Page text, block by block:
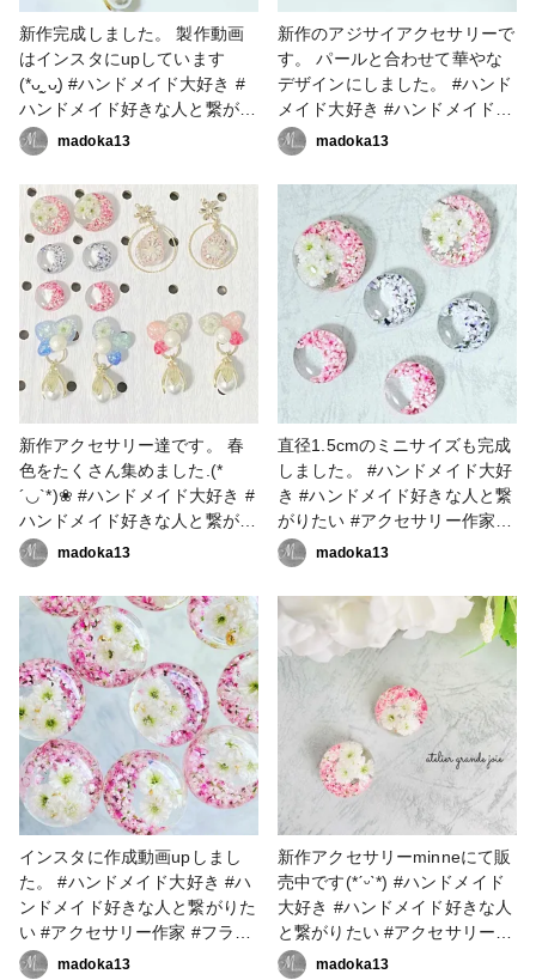
新作完成しました。 製作動画
はインスタにupしています
(*ᴗ͈ˬᴗ͈) #ハンドメイド大好き #
ハンドメイド好きな人と繋がり
たい #アクセサリー作家 #フラ
ワーアクセサリー #フラワーア
クセサリー作家 #レジン大好き
#レジン好きの人と繋がりたい
#レジンアクセサリー作り #レ
ジンアクセサリー作家
#resinlove #お知らせ #販売
会 #かすみ草アクセサリー #
アクセサリー部 #イヤリング #
ピアス
madoka13
新作のアジサイアクセサリーで
す。 パールと合わせて華やな
デザインにしました。 #ハンド
メイド大好き #ハンドメイド好
きな人と繋がりたい #アクセサ
リー作家 #フラワーアクセサリ
ー #フラワーアクセサリー作家
#レジン大好き #レジン好きの
人と繋がりたい #レジンアクセ
サリー作り #レジンアクセサリ
ー作家 #resinlove #アクセサリ
ー部 #ピアス #イヤリング
madoka13
新作アクセサリー達です。 春
色をたくさん集めました.(*
´◡`*)❀ #ハンドメイド大好き #
ハンドメイド好きな人と繋がり
たい #アクセサリー作家 #フラ
ワーアクセサリー #フラワーア
クセサリー作家 #レジン大好き
#レジン好きの人と繋がりたい
#レジンアクセサリー作り #レ
ジンアクセサリー作家
#resinlove #アクセサリー部 #
ピアス #イヤリング
madoka13
直径1.5cmのミニサイズも完成
しました。 #ハンドメイド大好
き #ハンドメイド好きな人と繋
がりたい #アクセサリー作家 #
フラワーアクセサリー #フラワ
ーアクセサリー作家 #レジン大
好き #レジン好きの人と繋がり
たい #レジンアクセサリー作り
#レジンアクセサリー作家
ピアス #イヤリング
madoka13
インスタに作成動画upしまし
た。 #ハンドメイド大好き #ハ
ンドメイド好きな人と繋がりた
い #アクセサリー作家 #フラワ
ーアクセサリー #フラワーアク
madoka13
新作アクセサリーminneにて販
売中です(*ˊᵕˋ*) #ハンドメイド
大好き #ハンドメイド好きな人
と繋がりたい #アクセサリー作
家 #フラワーアクセサリー #フ
madoka13